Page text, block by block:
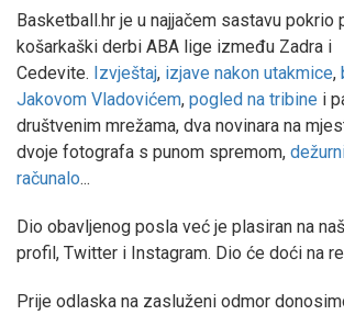
Basketball.hr je u najjačem sastavu pokrio
košarkaški derbi ABA lige između Zadra i
Cedevite. Izvještaj, izjave nakon utakmice,
Jakovom Vladovićem, pogled na tribine i
društvenim mrežama, dva novinara na
dvoje fotografa s punom spremom,
računalo...
Dio obavljenog posla već je plasiran na
profil, Twitter i Instagram. Dio će doći na
Prije odlaska na zasluženi odmor